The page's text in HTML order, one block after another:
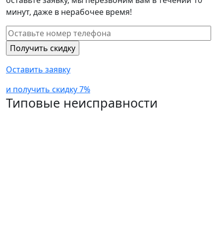
минут, даже в нерабочее время!
Оставить заявку
и получить скидку 7%
Типовые неисправности